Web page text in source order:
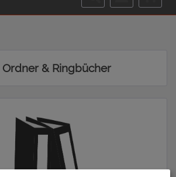
Ordner & Ringbücher